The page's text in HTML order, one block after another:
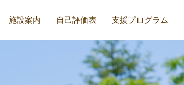
施設案内 自己評価表 支援プログラム